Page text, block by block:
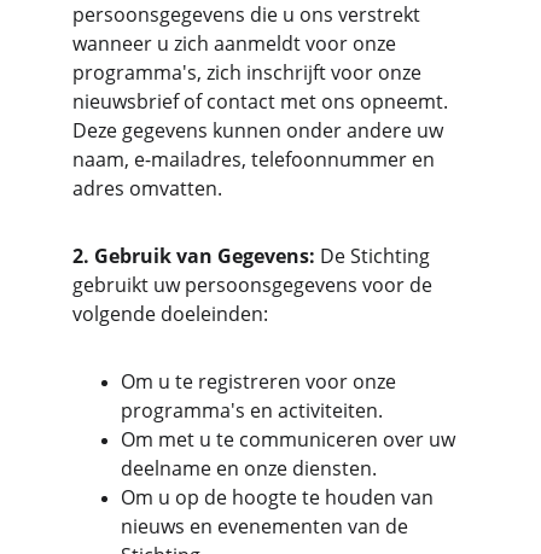
persoonsgegevens die u ons verstrekt
wanneer u zich aanmeldt voor onze
programma's, zich inschrijft voor onze
nieuwsbrief of contact met ons opneemt.
Deze gegevens kunnen onder andere uw
naam, e-mailadres, telefoonnummer en
adres omvatten.
2. Gebruik van Gegevens: De Stichting
gebruikt uw persoonsgegevens voor de
volgende doeleinden:
Om u te registreren voor onze
programma's en activiteiten.
Om met u te communiceren over uw
deelname en onze diensten.
Om u op de hoogte te houden van
nieuws en evenementen van de